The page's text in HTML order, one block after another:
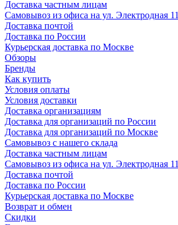
Доставка частным лицам
Самовывоз из офиса на ул. Электродная 11
Доставка почтой
Доставка по России
Курьерская доставка по Москве
Обзоры
Бренды
Как купить
Условия оплаты
Условия доставки
Доставка организациям
Доставка для организаций по России
Доставка для организаций по Москве
Самовывоз с нашего склада
Доставка частным лицам
Самовывоз из офиса на ул. Электродная 11
Доставка почтой
Доставка по России
Курьерская доставка по Москве
Возврат и обмен
Скидки